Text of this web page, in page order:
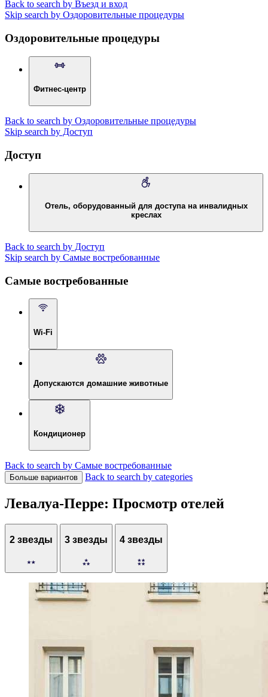
Back to search by Въезд и вход
Skip search by Оздоровительные процедуры
Оздоровительные процедуры
Фитнес-центр
Back to search by Оздоровительные процедуры
Skip search by Доступ
Доступ
Отель, оборудованный для доступа на инвалидных
креслах
Back to search by Доступ
Skip search by Самые востребованные
Самые востребованные
Wi-Fi
Допускаются домашние животные
Кондиционер
Back to search by Самые востребованные
Больше вариантов Back to search by categories
Левалуа-Перре: Просмотр отелей
2 звезды 3 звезды 4 звезды